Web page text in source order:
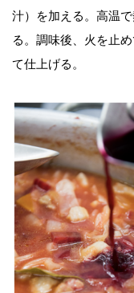
汁）を加える。高温
る。調味後、火を止
て仕上げる。